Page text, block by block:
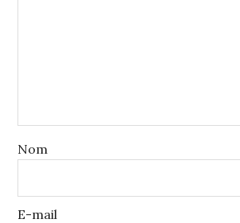
Nom
E-mail